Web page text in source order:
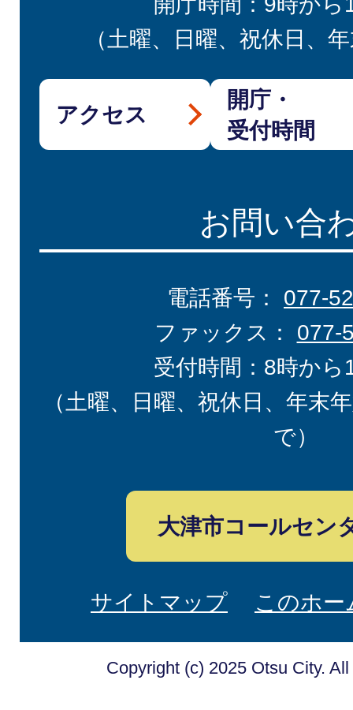
（土曜、日曜、祝休日、
アクセス
開庁・
受付時間
お問い合
電話番号： 077-
ファックス： 077-
受付時間：8時から
（土曜、日曜、祝休日、年末
で）
大津市コールセン
サイトマップ このホ
Copyright (c) 2025 Otsu City.